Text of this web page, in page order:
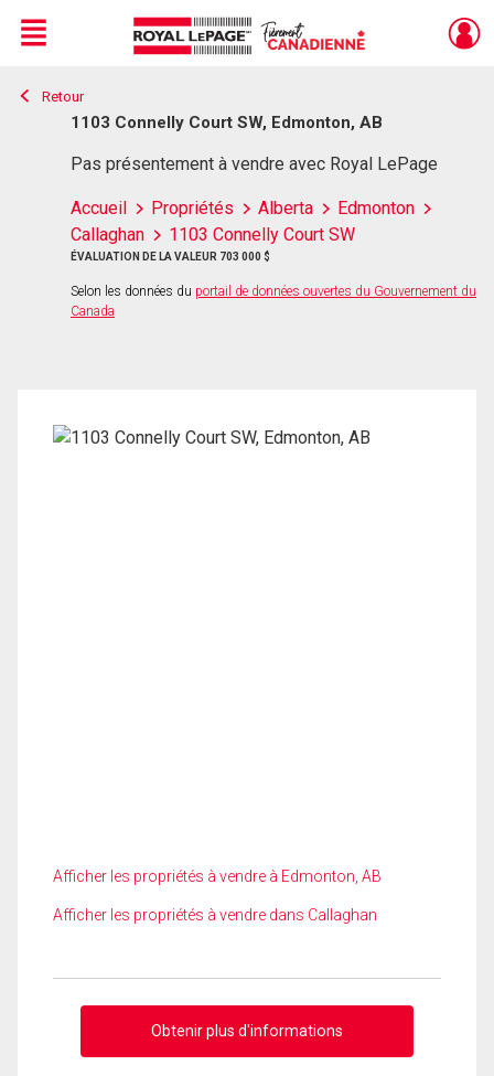
Live
En Direct
Menu
Retour
1103 Connelly Court SW, Edmonton, AB
Pas présentement à vendre avec Royal LePage
Accueil Propriétés Alberta
Edmonton
Callaghan
1103 Connelly Court SW
ÉVALUATION DE LA VALEUR 703 000 $
Selon les données du portail de données ouvertes du Gouvernement du
Canada
Afficher les propriétés à vendre à Edmonton, AB
Afficher les propriétés à vendre dans Callaghan
Obtenir plus d'informations